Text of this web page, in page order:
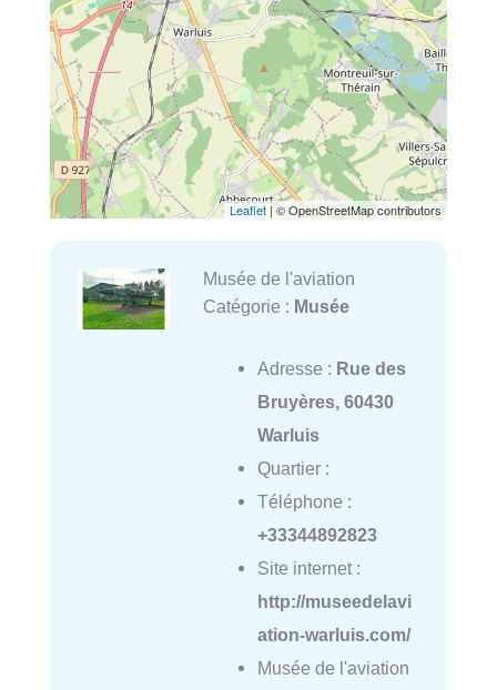
Leaflet | © OpenStreetMap contributors
Musée de l'aviation
Catégorie : Musée
Adresse : Rue des
Bruyères, 60430
Warluis
Quartier :
Téléphone :
+33344892823
Site internet :
http://museedelavi
ation-warluis.com/
Musée de l'aviation